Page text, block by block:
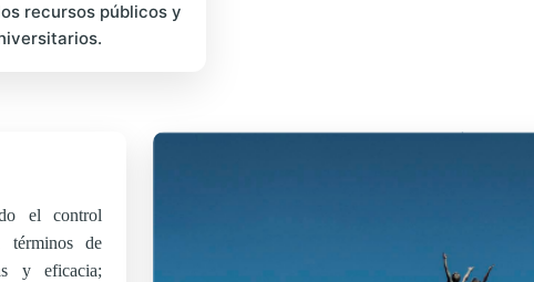
recursos públicos y
el control
términos de
y eficacia;